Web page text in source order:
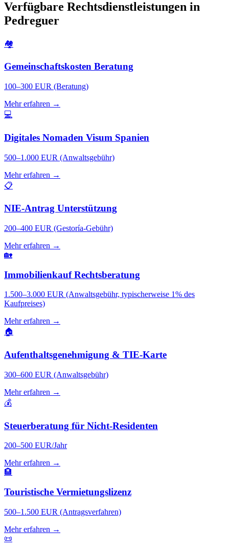
Verfügbare Rechtsdienstleistungen in
Pedreguer
🏘️
Gemeinschaftskosten Beratung
100–300 EUR (Beratung)
Mehr erfahren →
💻
Digitales Nomaden Visum Spanien
500–1.000 EUR (Anwaltsgebühr)
Mehr erfahren →
📋
NIE-Antrag Unterstützung
200–400 EUR (Gestoría-Gebühr)
Mehr erfahren →
🏡
Immobilienkauf Rechtsberatung
1.500–3.000 EUR (Anwaltsgebühr, typischerweise 1% des
Kaufpreises)
Mehr erfahren →
🏠
Aufenthaltsgenehmigung & TIE-Karte
300–600 EUR (Anwaltsgebühr)
Mehr erfahren →
💰
Steuerberatung für Nicht-Residenten
200–500 EUR/Jahr
Mehr erfahren →
🏨
Touristische Vermietungslizenz
500–1.500 EUR (Antragsverfahren)
Mehr erfahren →
📜